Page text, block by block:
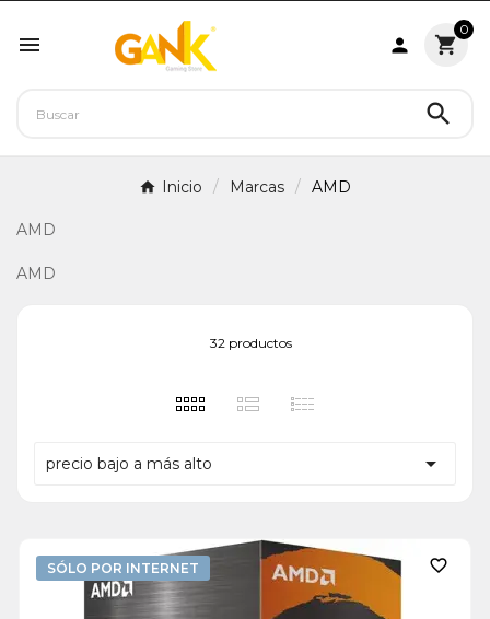
  
0

Inicio Marcas AMD
AMD
AMD
32 productos
precio bajo a más alto 
SÓLO POR INTERNET 